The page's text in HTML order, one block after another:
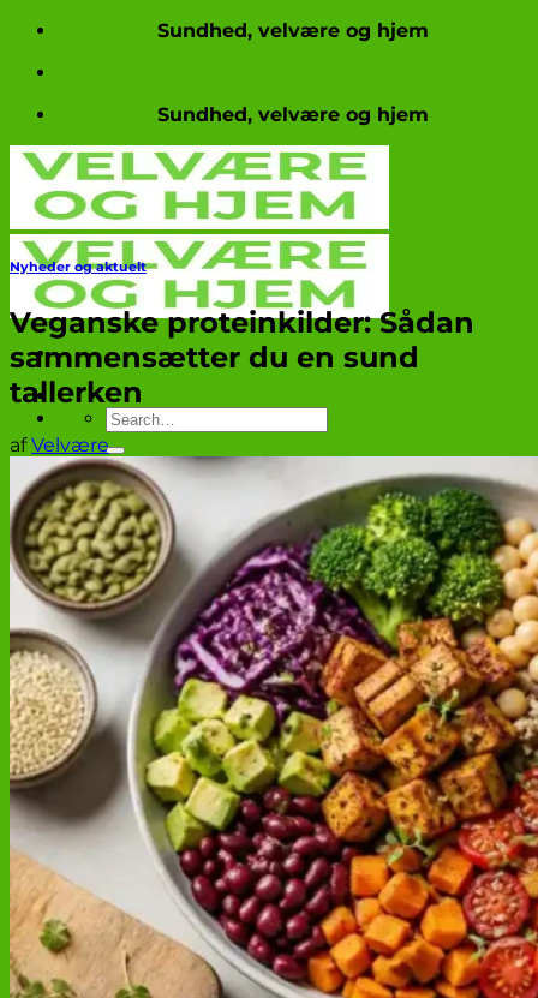
Fortsæt
indhold
Sundhed, velvære og hjem
Sundhed, velvære og hjem
Produkttests
Nyheder og aktuelt
Nyheder og aktuelt
Veganske proteinkilder: Sådan
sammensætter du en sund
tallerken
afVelvære